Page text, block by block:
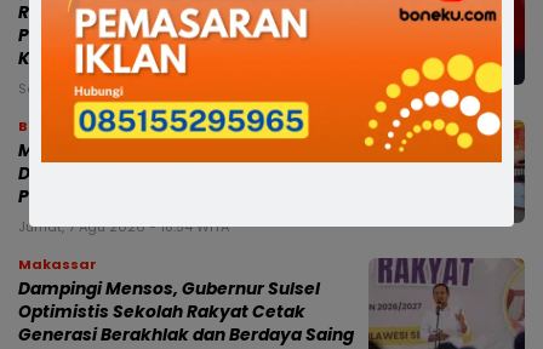
RISWAN RUSANDY PERKUAT BARISAN
PC SATRIA BONE, SIAP JAGA BASIS DI 27
KECAMATAN
Sabtu, 8 Agu 2026 - 02:45 WITA
Bone
Modus Pesan Telur Bayar Sebagian,
Dugaan Penipuan di Bone Rugikan
Pedagang Ratusan Juta
Jumat, 7 Agu 2026 - 18:54 WITA
Makassar
Dampingi Mensos, Gubernur Sulsel
Optimistis Sekolah Rakyat Cetak
Generasi Berakhlak dan Berdaya Saing